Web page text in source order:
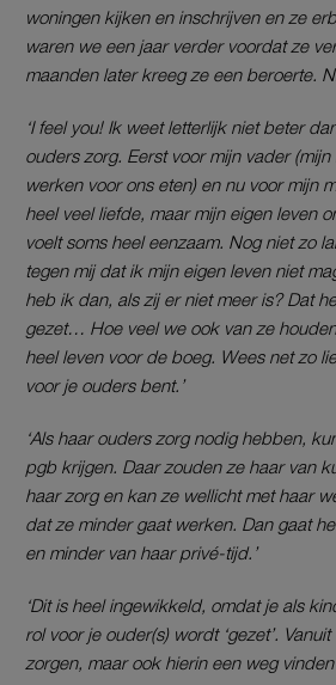
woningen kijken en inschrijven en ze
waren we een jaar verder voordat ze
maanden later kreeg ze een beroerte.
‘I feel you! Ik weet letterlijk niet beter
ouders zorg. Eerst voor mijn vader
werken voor ons eten) en nu voor mijn
heel veel liefde, maar mijn eigen leven
voelt soms heel eenzaam. Nog niet zo
tegen mij dat ik mijn eigen leven niet
heb ik dan, als zij er niet meer is? Dat
gezet… Hoe veel we ook van ze
heel leven voor de boeg. Wees net zo
voor je ouders bent.’
‘Als haar ouders zorg nodig hebben,
pgb krijgen. Daar zouden ze haar van
haar zorg en kan ze wellicht met haar
dat ze minder gaat werken. Dan gaat
en minder van haar privé-tijd.’
‘Dit is heel ingewikkeld, omdat je als
rol voor je ouder(s) wordt ‘gezet’.
zorgen, maar ook hierin een weg